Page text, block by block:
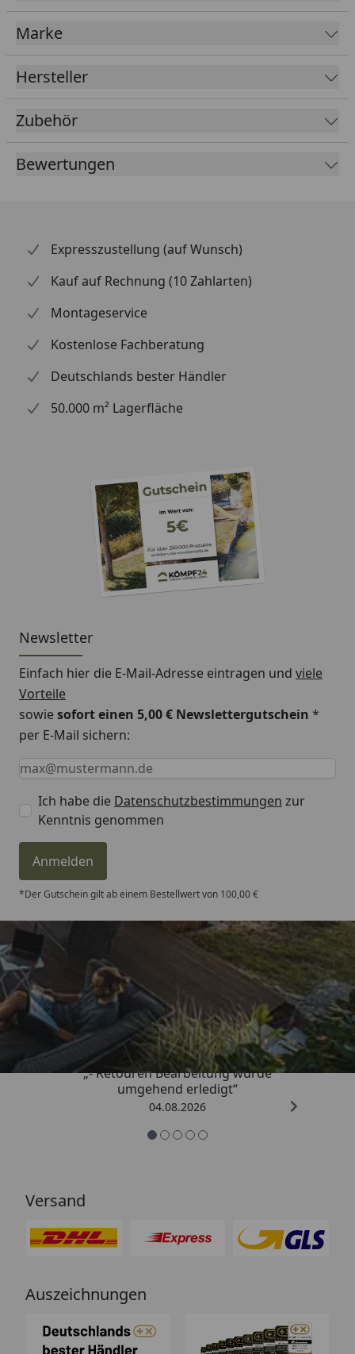
Holzart:
Sortierung:C-/ C- Sortierung
Oberfläche:
Kanten:eine Längskante gerundet
Lamellenbreite
Breite:
630 mm
: 3000 mm
Marke
Hersteller
Zubehör
Bewertungen
Expresszustellung (auf Wunsch)
Kauf auf Rechnung (10 Zahlarten)
Montageservice
Kostenlose Fachberatung
Deutschlands bester Händler
50.000 m² Lagerfläche
Newsletter
Einfach hier die E-Mail-Adresse eintragen und viele
Vorteile
sowiesofort einen 5,00 € Newslettergutschein *
per E-Mail sichern:
Keine Eingabe erforderlich
Eingabe erforderlich
E-Mail *
Ich habe die Datenschutzbestimmungen zur
Kenntnis genommen
Anmelden
*Der Gutschein gilt ab einem Bestellwert von 100,00 €
Trusted Shops
4,81/ 5
„- Retouren Bearbeitung wurde
umgehend erledigt“
04.08.2026
Versand
Auszeichnungen